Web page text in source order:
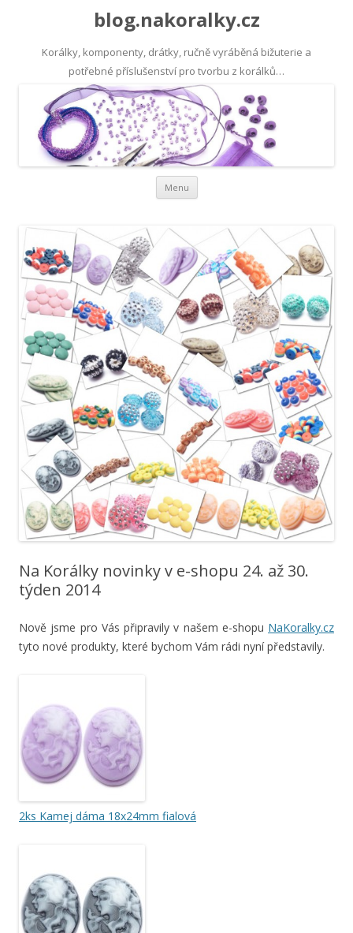
blog.nakoralky.cz
Korálky, komponenty, drátky, ručně vyráběná bižuterie a
potřebné příslušenství pro tvorbu z korálků…
Menu Přejít k obsahu webu
Na Korálky novinky v e-shopu 24. až 30.
týden 2014
Nově jsme pro Vás připravily v našem e-shopu NaKoralky.cz
tyto nové produkty, které bychom Vám rádi nyní představily.
2ks Kamej dáma 18x24mm fialová